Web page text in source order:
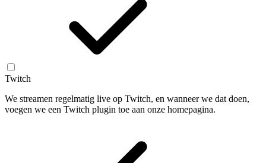
Twitch
We streamen regelmatig live op Twitch, en wanneer we dat doen,
voegen we een Twitch plugin toe aan onze homepagina.